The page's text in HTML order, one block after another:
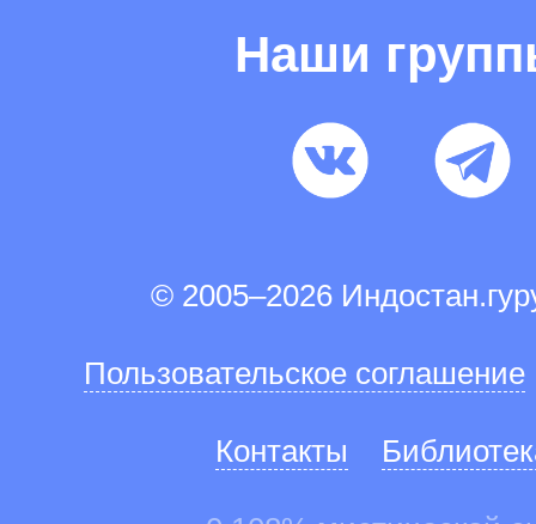
Наши
© 2005–2026
Пользовательское соглашение
Контакты